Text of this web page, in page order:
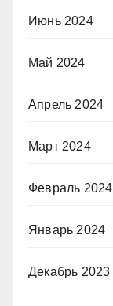
Июнь 2024
Май 2024
Апрель 2024
Март 2024
Февраль 2024
Январь 2024
Декабрь 2023